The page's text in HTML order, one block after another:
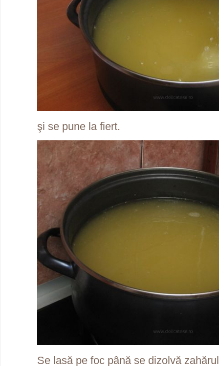
şi se pune la fiert.
Se lasă pe foc până se dizolvă